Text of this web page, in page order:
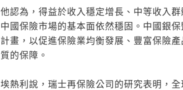
他認為，得益於收入穩定增長、中等收入
中國保險市場的基本面依然穩固。中國銀
計畫，以促進保險業均衡發展、豐富保險
質的保障。
埃熱利說，瑞士再保險公司的研究表明，